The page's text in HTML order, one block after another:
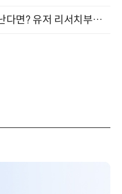
그럴듯하지만 AI가 만든 티가 난다면? 유저 리서치부터 배포까지! (9/15)